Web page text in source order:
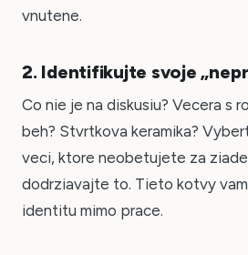
vnutene.
2. Identifikujte svoje
Co nie je na diskusiu? Vecera s
beh? Stvrtkova keramika?
veci, ktore neobetujete za
dodrziavajte to. Tieto kotvy
identitu mimo prace.